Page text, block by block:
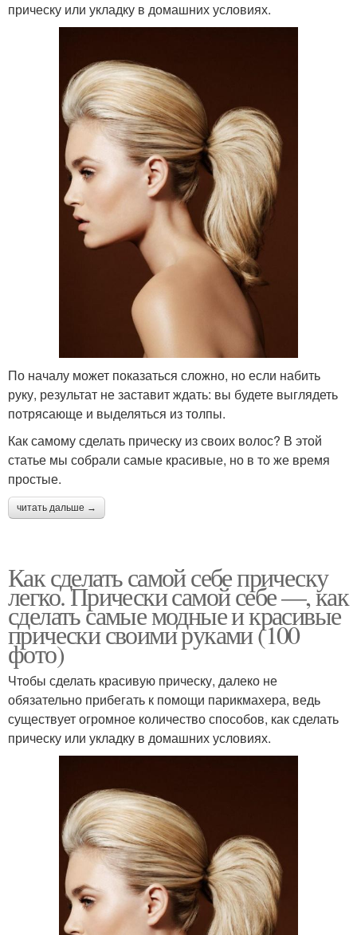
прическу или укладку в домашних условиях.
По началу может показаться сложно, но если набить
руку, результат не заставит ждать: вы будете выглядеть
потрясающе и выделяться из толпы.
Как самому сделать прическу из своих волос? В этой
статье мы собрали самые красивые, но в то же время
простые.
читать дальше →
Как сделать самой себе прическу
легко. Прически самой себе —, как
сделать самые модные и красивые
прически своими руками (100
фото)
Чтобы сделать красивую прическу, далеко не
обязательно прибегать к помощи парикмахера, ведь
существует огромное количество способов, как сделать
прическу или укладку в домашних условиях.